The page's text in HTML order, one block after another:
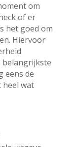
om
of er
het goed om
Hiervoor
belangrijkste
eens de
heel wat